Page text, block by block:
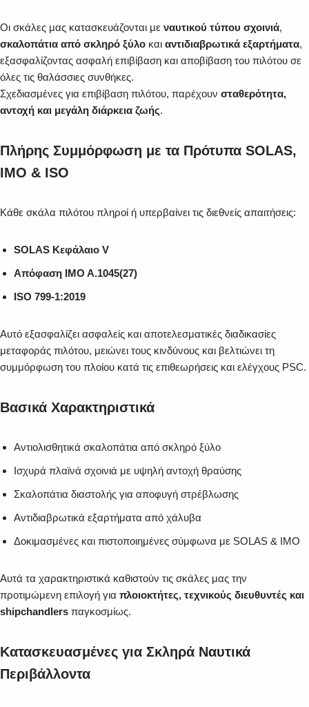
Οι σκάλες μας κατασκευάζονται με ναυτικού τύπου σχοινιά,
σκαλοπάτια από σκληρό ξύλο και αντιδιαβρωτικά εξαρτήματα,
εξασφαλίζοντας ασφαλή επιβίβαση και αποβίβαση του πιλότου σε
όλες τις θαλάσσιες συνθήκες.
Σχεδιασμένες για επιβίβαση πιλότου, παρέχουν σταθερότητα,
αντοχή και μεγάλη διάρκεια ζωής.
Πλήρης Συμμόρφωση με τα Πρότυπα SOLAS,
IMO & ISO
Κάθε σκάλα πιλότου πληροί ή υπερβαίνει τις διεθνείς απαιτήσεις:
SOLAS Κεφάλαιο V
Απόφαση IMO A.1045(27)
ISO 799-1:2019
Αυτό εξασφαλίζει ασφαλείς και αποτελεσματικές διαδικασίες
μεταφοράς πιλότου, μειώνει τους κινδύνους και βελτιώνει τη
συμμόρφωση του πλοίου κατά τις επιθεωρήσεις και ελέγχους PSC.
Βασικά Χαρακτηριστικά
Αντιολισθητικά σκαλοπάτια από σκληρό ξύλο
Ισχυρά πλαϊνά σχοινιά με υψηλή αντοχή θραύσης
Σκαλοπάτια διαστολής για αποφυγή στρέβλωσης
Αντιδιαβρωτικά εξαρτήματα από χάλυβα
Δοκιμασμένες και πιστοποιημένες σύμφωνα με SOLAS & IMO
Αυτά τα χαρακτηριστικά καθιστούν τις σκάλες μας την
προτιμώμενη επιλογή για πλοιοκτήτες, τεχνικούς διευθυντές και
shipchandlers παγκοσμίως.
Κατασκευασμένες για Σκληρά Ναυτικά
Περιβάλλοντα